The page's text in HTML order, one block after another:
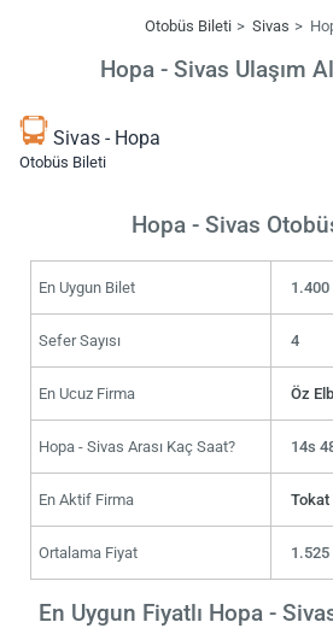
Otobüs Bileti Sivas
Hopa - Sivas Ulaşım
Sivas - Hopa
Otobüs Bileti
Hopa - Sivas
En Uygun Bilet 1.400
Sefer Sayısı 4
En Ucuz Firma Öz
Hopa - Sivas Arası Kaç Saat? 14s
En Aktif Firma Tokat
Ortalama Fiyat 1.525
En Uygun Fiyatlı Hopa -